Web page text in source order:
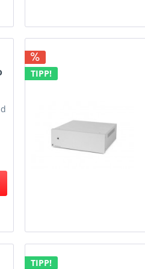
TIPP!
TIPP!